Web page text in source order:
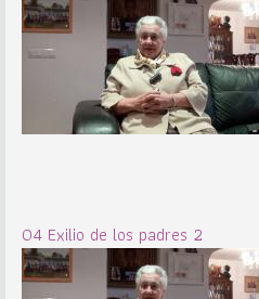
04 Exilio de los padres 2